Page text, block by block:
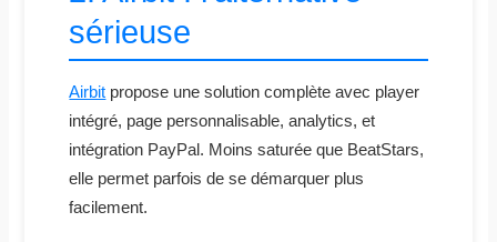
sérieuse
Airbit propose une solution complète avec player
intégré, page personnalisable, analytics, et
intégration PayPal. Moins saturée que BeatStars,
elle permet parfois de se démarquer plus
facilement.